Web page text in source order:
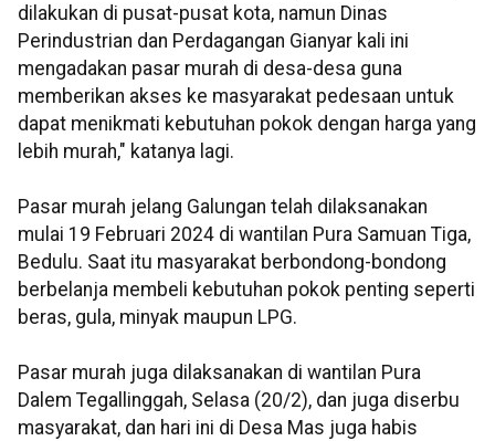
dilakukan di pusat-pusat kota, namun Dinas
Perindustrian dan Perdagangan Gianyar kali ini
mengadakan pasar murah di desa-desa guna
memberikan akses ke masyarakat pedesaan untuk
dapat menikmati kebutuhan pokok dengan harga yang
lebih murah," katanya lagi.
Pasar murah jelang Galungan telah dilaksanakan
mulai 19 Februari 2024 di wantilan Pura Samuan Tiga,
Bedulu. Saat itu masyarakat berbondong-bondong
berbelanja membeli kebutuhan pokok penting seperti
beras, gula, minyak maupun LPG.
Pasar murah juga dilaksanakan di wantilan Pura
Dalem Tegallinggah, Selasa (20/2), dan juga diserbu
masyarakat, dan hari ini di Desa Mas juga habis